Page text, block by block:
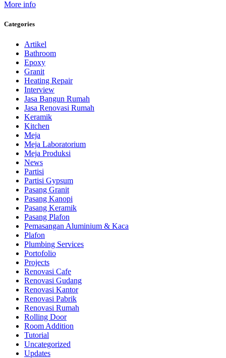
More info
Categories
Artikel
Bathroom
Epoxy
Granit
Heating Repair
Interview
Jasa Bangun Rumah
Jasa Renovasi Rumah
Keramik
Kitchen
Meja
Meja Laboratorium
Meja Produksi
News
Partisi
Partisi Gypsum
Pasang Granit
Pasang Kanopi
Pasang Keramik
Pasang Plafon
Pemasangan Aluminium & Kaca
Plafon
Plumbing Services
Portofolio
Projects
Renovasi Cafe
Renovasi Gudang
Renovasi Kantor
Renovasi Pabrik
Renovasi Rumah
Rolling Door
Room Addition
Tutorial
Uncategorized
Updates